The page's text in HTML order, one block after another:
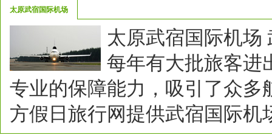
太原武宿国际机场
太原武宿国际机
每年有大批旅客进
专业的保障能力，吸引了众
方假日旅行网提供武宿国际机